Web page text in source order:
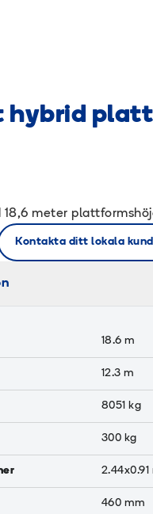
hybrid
18,6 meter
Kontakta ditt lokala
18.6 m
12.3 m
8051 kg
300 kg
2.44x0.91
460 mm